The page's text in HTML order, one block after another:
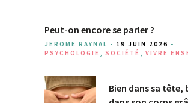
Peut-on encore se parler ?
JEROME RAYNAL - 19 JUIN 2026 -
PSYCHOLOGIE , SOCIÉTÉ , VIVRE
Bien dans sa tête,